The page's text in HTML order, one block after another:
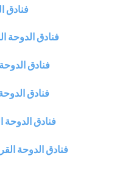
فنادق
فنادق الدوحة
فنادق
فنادق
فنادق الدوحة
فنادق الدوحة